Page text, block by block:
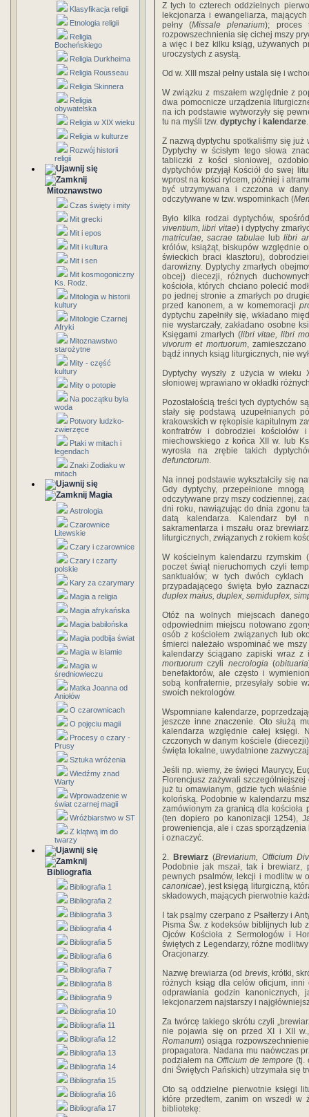
Klasyfikacja religii
Etnologia religii
Religia
Bocheńskiego
Religia Durkheima
Religia Rousseau
Religia Skinnera
Religia
obywatelska
Religia w XIX wieku
Religia w kulturze
Rozwój historii
religii
Mitoznawstwo
Czas święty i mity
Mit grecki
Mit i epos
Mit i kultura
Mit i sen
Mit kosmogoniczny
Ks. Rodz.
Mitologia w historii
kultury
Mitologie Czarnej
Afryki
Mitoznawstwo
starożytne
Mity - część
kultury
Mity o potopie
Na początku była
woda
Potwory ludzko-
zwierzęce
Ptaki w mitach i
legendach
Znaki Zodiaku w
mitach
Magia
Astrologia
Czarownice
Litewskie
Czary i czarownice
Czary i czarty
polskie
Kary za czarymary
Magia a religia
Magia afrykańska
Magia babilońska
Magia podbija świat
Magia w islamie
Magia w
średniowieczu
Matka Joanna od
Aniołów
O czarownicach
O pojęciu magii
Procesy o czary -
Prusy
Sztuka wróżenia
Wiedźmy znad
Warty
Wprowadzenie w
świat czarnej magii
Wróżbiarstwo w ST
Z klątwą im do
twarzy
Bibliografia
Bibliografia 1
Bibliografia 2
Bibliografia 3
Bibliografia 4
Bibliografia 5
Bibliografia 6
Bibliografia 7
Bibliografia 8
Bibliografia 9
Bibliografia 10
Bibliografia 11
Bibliografia 12
Bibliografia 13
Bibliografia 14
Bibliografia 15
Bibliografia 16
Bibliografia 17
Z tych to czterech oddzielnych
lekcjonarza i ewangeliarza,
pełny (Missale plenarium); proces
rozpowszechnienia się cichej mszy
a więc i bez kilku ksiąg, używanych
uroczystych z asystą.
Od w. XIII mszał pełny ustala się i
W związku z mszałem względnie z
dwa pomocnicze urządzenia
na ich podstawie wytworzyły się
tu na myśli tzw. dyptychy i kalendarze.
Z nazwą dyptychu spotkaliśmy się
Dyptychy w ścisłym tego słowa
tabliczki z kości słoniowej,
dyptychów przyjął Kościół do swej
wprost na kości rylcem, później i
być utrzymywana i czczona w
odczytywane w tzw. wspominkach (
Było kilka rodzai dyptychów,
viventium, libri vitae) i dyptychy
matriculae, sacrae tabulaelublibri
królów, książąt, biskupów względnie
świeckich braci klasztoru),
darowizny. Dyptychy zmarłych
obcej) diecezji, różnych
kościoła, których chciano polecić
po jednej stronie a zmarłych po
przed kanonem, a w komemoracji
dyptychu zapełniły się, wkładano
nie wystarczały, zakładano osobne
Księgami zmarłych (libri vitae, libri
vivorum et mortuorum,
bądź innych ksiąg liturgicznych, nie
Dyptychy wyszły z użycia w
słoniowej wprawiano w okładki
Pozostałością treści tych dyptychów
stały się podstawą uzupełnianych
krakowskich w rękopisie kapitulnym
konfratrów i dobrodziei kościołów
miechowskiego z końca XII w. lub
wyrosła na zrębie takich
defunctorum.
Na innej podstawie wykształciły się
Gdy dyptychy, przepełnione
odczytywane przy mszy codziennej,
dni roku, nawiązując do dnia zgonu
datą kalendarza. Kalendarz był
sakramentarza i mszału oraz
liturgicznych, związanych z rokiem
W kościelnym kalendarzu rzymskim (
poczet świąt nieruchomych czyli
sanktuałów; w tych dwóch
przypadającego święta było
duplex maius, duplex, semiduplex,
Otóż na wolnych miejscach
odpowiednim miejscu notowano
osób z kościołem związanych lub
śmierci należało wspominać we
kalendarzy ściągano zapiski wraz
mortuorum czyli necrologia(obituaria
benefaktorów, ale często i
sobą konfraternie, przesyłały sobie
swoich nekrologów.
Wspomniane kalendarze,
jeszcze inne znaczenie. Oto służą
kalendarza względnie całej księgi.
czczonych w danym kościele
święta lokalne, uwydatnione
Jeśli np. wiemy, że święci Maurycy,
Florencjusz zażywali
już tu omawianym, gdzie tych
kolońską. Podobnie w kalendarzu
zamówionym za granicą dla kościoła
(ten dopiero po kanonizacji 1254),
proweniencja, ale i czas
i oznaczyć.
2. Brewiarz (Breviarium, Officium
Podobnie jak mszał, tak i
pewnych psalmów, lekcji i modlitw w
canonicae), jest księgą liturgiczną,
składowych, mających pierwotnie
I tak psalmy czerpano z Psałterzy i
Pisma Św. z kodeksów biblijnych lub
Ojców Kościoła z Sermologów i
świętych z Legendarzy, różne
Oracjonarzy.
Nazwę brewiarza (od brevis, krótki,
różnych ksiąg dla celów oficjum,
odprawiania godzin kanonicznych,
lekcjonarzem najstarszy i
Za twórcę takiego skrótu czyli
nie pojawia się on przed XI i XII
Romanum) osiąga
propagatora. Nadana mu naówczas
podziałem naOfficium de tempore (tj.
dni Świętych Pańskich) utrzymała się
Oto są oddzielne pierwotnie księgi
które przedtem, zanim on wszedł w
bibliotekę: